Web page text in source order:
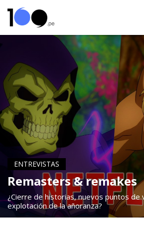
ENTREVISTAS
Remasters & remakes
¿Cierre de historias, nuevos puntos de
explotación de la añoranza?